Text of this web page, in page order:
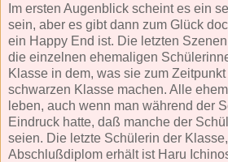
Im ersten Augenblick scheint es ein
sein, aber es gibt dann zum Glück
ein Happy End ist. Die letzten
die einzelnen ehemaligen
Klasse in dem, was sie zum
schwarzen Klasse machen. Alle
leben, auch wenn man während der
Eindruck hatte, daß manche der
seien. Die letzte Schülerin der
Abschlußdiplom erhält ist Haru